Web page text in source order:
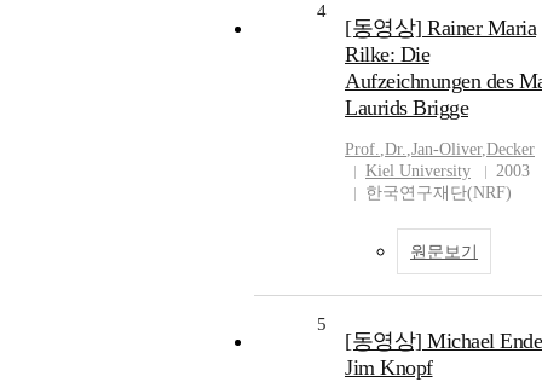
4
[동영상] Rainer Maria
Rilke: Die
Aufzeichnungen des
Laurids Brigge
Prof.,Dr.,Jan-Oliver,Decker
Kiel University
2003
한국연구재단(NRF)
원문보기
5
[동영상] Michael
Jim Knopf